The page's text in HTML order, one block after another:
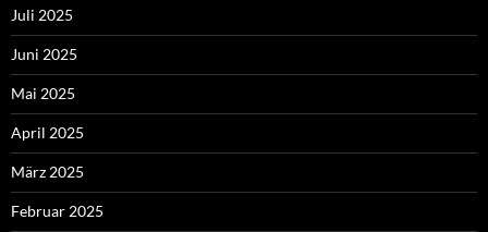
Juli 2025
Juni 2025
Mai 2025
April 2025
März 2025
Februar 2025